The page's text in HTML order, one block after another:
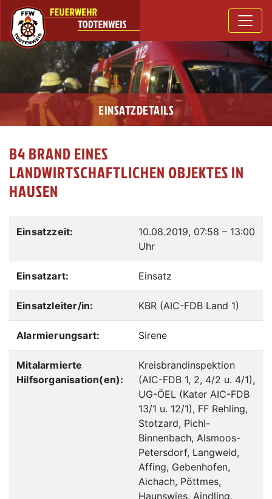
EINSATZDETAILS
B4 BRAND EINES
LANDWIRTSCHAFTLICHEN OBJEKTES IN
HAUSEN
Einsatzzeit: 10.08.2019, 07:58 – 13:00
Uhr
Einsatzart: Einsatz
Einsatzleiter/in: KBR (AIC-FDB Land 1)
Alarmierungsart: Sirene
Mitalarmierte
Hilfsorganisation(en):
Kreisbrandinspektion
(AIC-FDB 1, 2, 4/2 u. 4/1),
UG-ÖEL (Kater AIC-FDB
13/1 u. 12/1), FF Rehling,
Stotzard, Pichl-
Binnenbach, Alsmoos-
Petersdorf, Langweid,
Affing, Gebenhofen,
Aichach, Pöttmes,
Haunswies, Aindling,